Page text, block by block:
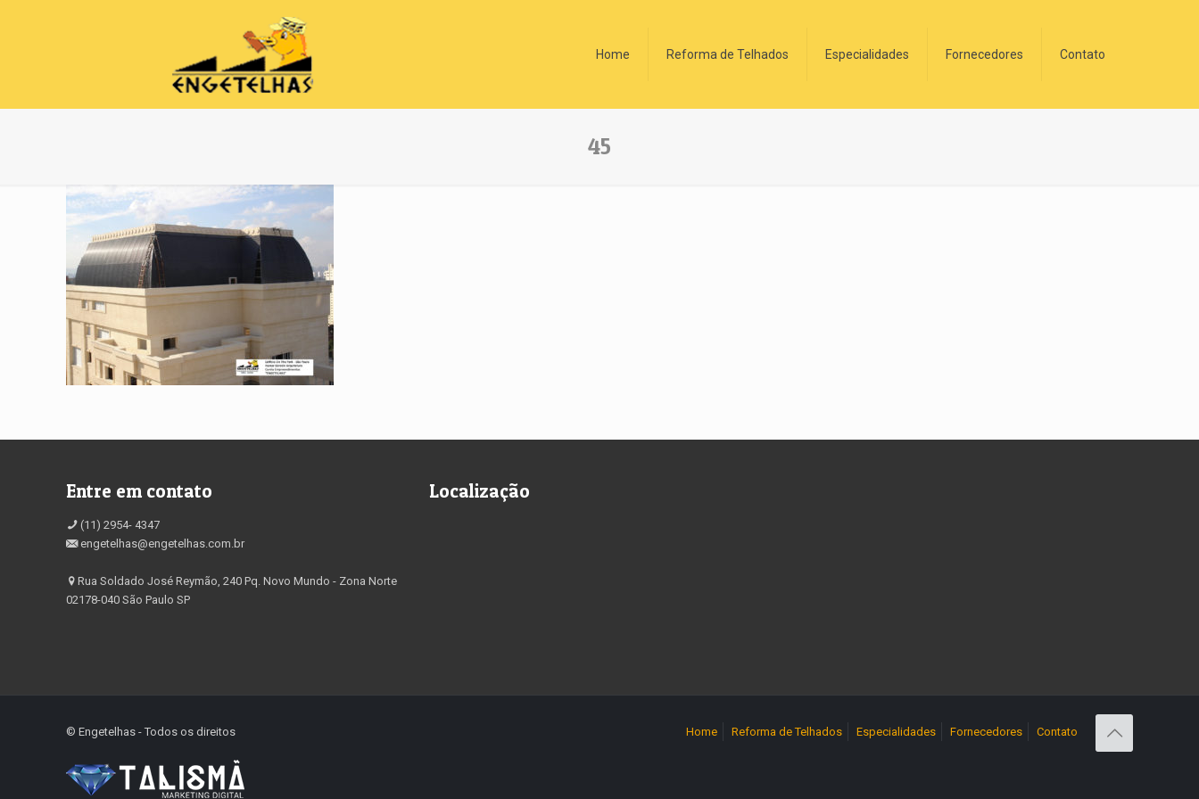
Home Reforma de Telhados Especialidades Fornecedores Contato
45
Entre em contato
(11) 2954- 4347
engetelhas@engetelhas.com.br
Rua Soldado José Reymão, 240 Pq. Novo Mundo - Zona Norte
02178-040 São Paulo SP
Localização
©️ Engetelhas - Todos os direitos Home Reforma de Telhados Especialidades Fornecedores Contato